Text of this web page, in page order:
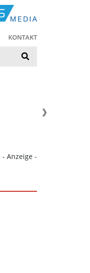
KONTAKT
- Anzeige -